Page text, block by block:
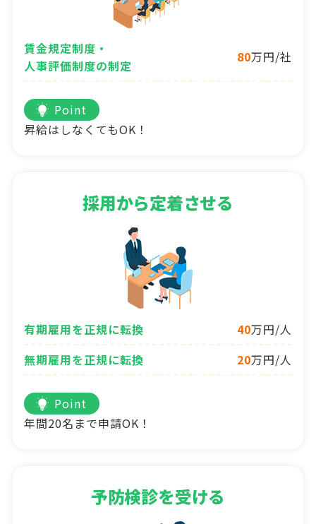
賃金規定制度・
人事評価制度の制定
80万円/社
Point
昇給はしなくてもOK！
採用から定着させる
有期雇用を正規に転換 40万円/人
無期雇用を正規に転換
20万円/人
Point
年間20名まで申請OK！
予防検診を受ける